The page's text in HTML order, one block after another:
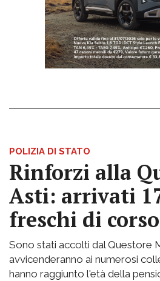
POLIZIA DI STATO
Rinforzi alla
Asti: arrivati
freschi di corso
Sono stati accolti dal Questore
avvicenderanno ai numerosi
hanno raggiunto l'età della